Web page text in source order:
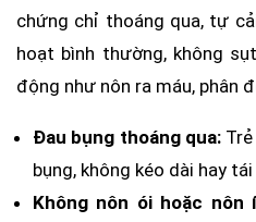
chứng chỉ thoáng qua, tự
hoạt bình thường, không
động như nôn ra máu, phân
Đau bụng thoáng qua:
bụng, không kéo dài hay
Không nôn ói hoặc nôn